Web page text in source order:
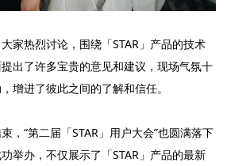
家热烈讨论，围绕「STAR」产品的技术
出了许多宝贵的意见和建议，现场气氛十
增进了彼此之间的了解和信任。
，“第二届「STAR」用户大会”也圆满落下
举办，不仅展示了「STAR」产品的最新